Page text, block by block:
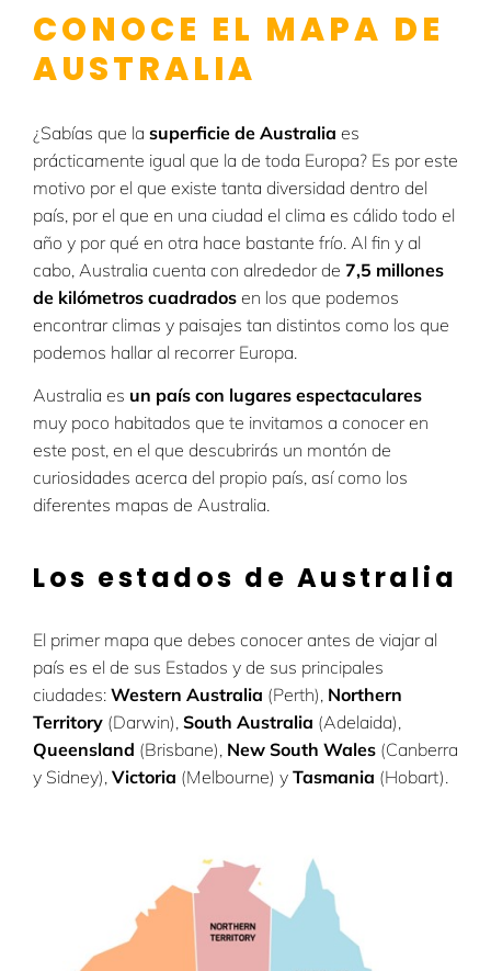
CONOCE EL MAPA DE
AUSTRALIA
¿Sabías que la superficie de Australia es
prácticamente igual que la de toda Europa? Es por este
motivo por el que existe tanta diversidad dentro del
país, por el que en una ciudad el clima es cálido todo el
año y por qué en otra hace bastante frío. Al fin y al
cabo, Australia cuenta con alrededor de 7,5 millones
de kilómetros cuadrados en los que podemos
encontrar climas y paisajes tan distintos como los que
podemos hallar al recorrer Europa.
Australia es un país con lugares espectaculares
muy poco habitados que te invitamos a conocer en
este post, en el que descubrirás un montón de
curiosidades acerca del propio país, así como los
diferentes mapas de Australia.
Los estados de Australia
El primer mapa que debes conocer antes de viajar al
país es el de sus Estados y de sus principales
ciudades: Western Australia (Perth), Northern
Territory (Darwin), South Australia (Adelaida),
Queensland (Brisbane), New South Wales (Canberra
y Sidney), Victoria (Melbourne) y Tasmania (Hobart).